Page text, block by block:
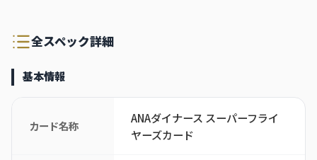
全スペック詳細
基本情報
カード名称
ANAダイナース スーパーフライ
ヤーズカード